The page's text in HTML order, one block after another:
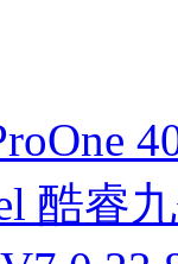
酷睿